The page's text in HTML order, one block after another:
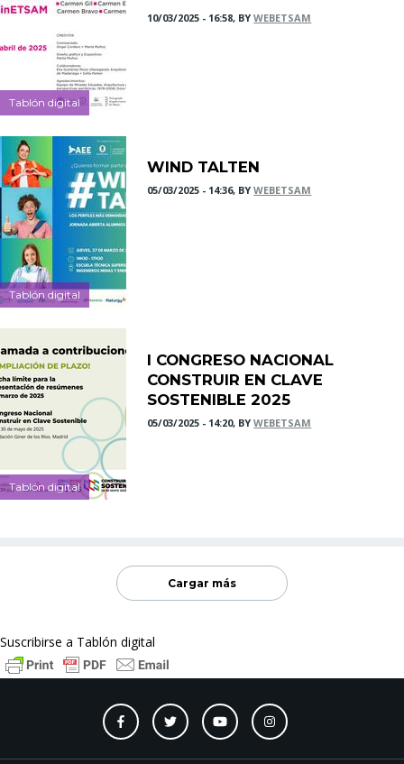
Tablón digital
10/03/2025 - 16:58, BYWEBETSAM
Tablón digital
WIND TALTEN
05/03/2025 - 14:36, BYWEBETSAM
Tablón digital
I CONGRESO NACIONAL
CONSTRUIR EN CLAVE
SOSTENIBLE 2025
05/03/2025 - 14:20, BYWEBETSAM
Cargar más
Suscribirse a Tablón digital